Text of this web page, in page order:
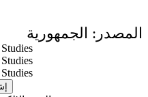
المصدر: الجمهورية